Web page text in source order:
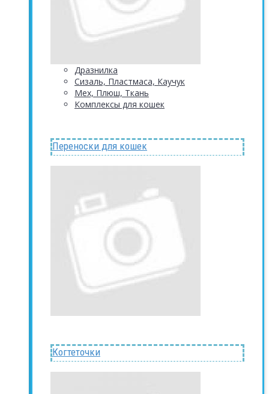
Дразнилка
Сизаль, Пластмаса, Каучук
Мех, Плюш, Ткань
Комплексы для кошек
Переноски для кошек
Когтеточки